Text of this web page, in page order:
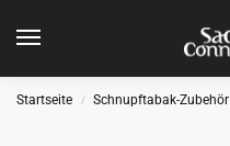
Startseite / Schnupftabak-Zubehör